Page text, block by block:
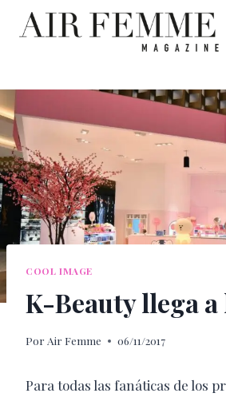
Saltar
COOL IMAGE
K-Beauty llega a
Por Air Femme 06/11/2017
Para todas las fanáticas de los